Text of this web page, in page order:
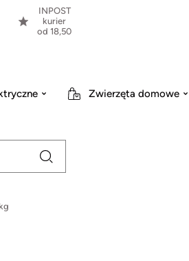
INPOST
kurier
od 18,50
Zwierzęta domowe